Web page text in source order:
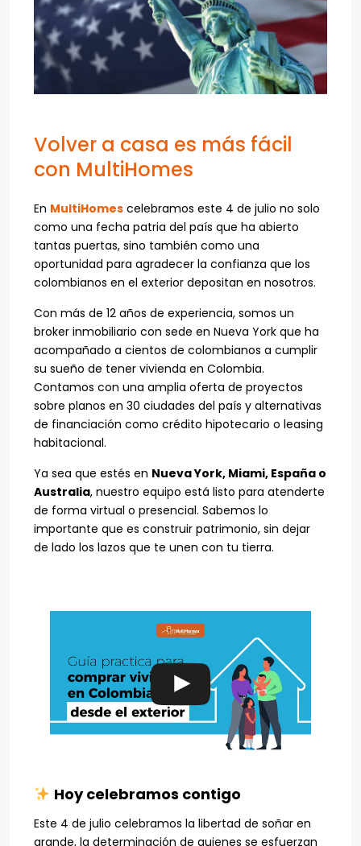
Volver a casa es más fácil
con MultiHomes
En MultiHomes celebramos este 4 de julio no solo
como una fecha patria del país que ha abierto
tantas puertas, sino también como una
oportunidad para agradecer la confianza que los
colombianos en el exterior depositan en nosotros.
Con más de 12 años de experiencia, somos un
broker inmobiliario con sede en Nueva York que ha
acompañado a cientos de colombianos a cumplir
su sueño de tener vivienda en Colombia.
Contamos con una amplia oferta de proyectos
sobre planos en 30 ciudades del país y alternativas
de financiación como crédito hipotecario o leasing
habitacional.
Ya sea que estés en Nueva York, Miami, España o
Australia, nuestro equipo está listo para atenderte
de forma virtual o presencial. Sabemos lo
importante que es construir patrimonio, sin dejar
de lado los lazos que te unen con tu tierra.
Hoy celebramos contigo
Este 4 de julio celebramos la libertad de soñar en
grande, la determinación de quienes se esfuerzan